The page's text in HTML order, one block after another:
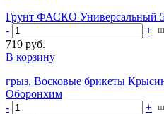
Грунт ФАСКО Универсальный
-
+
719 руб.
В корзину
грыз. Восковые брикеты
Оборонхим
-
+